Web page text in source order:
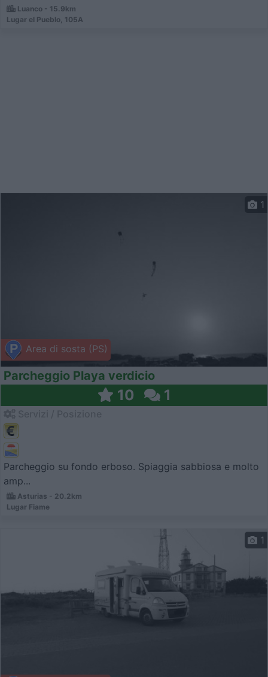
Luanco - 15.9km
Lugar el Pueblo, 105A
Area di sosta (PS)
1
Parcheggio Playa verdicio
10 1
Parcheggio su fondo erboso. Spiaggia sabbiosa e molto
amp...
Asturias - 20.2km
Lugar Fiame
1